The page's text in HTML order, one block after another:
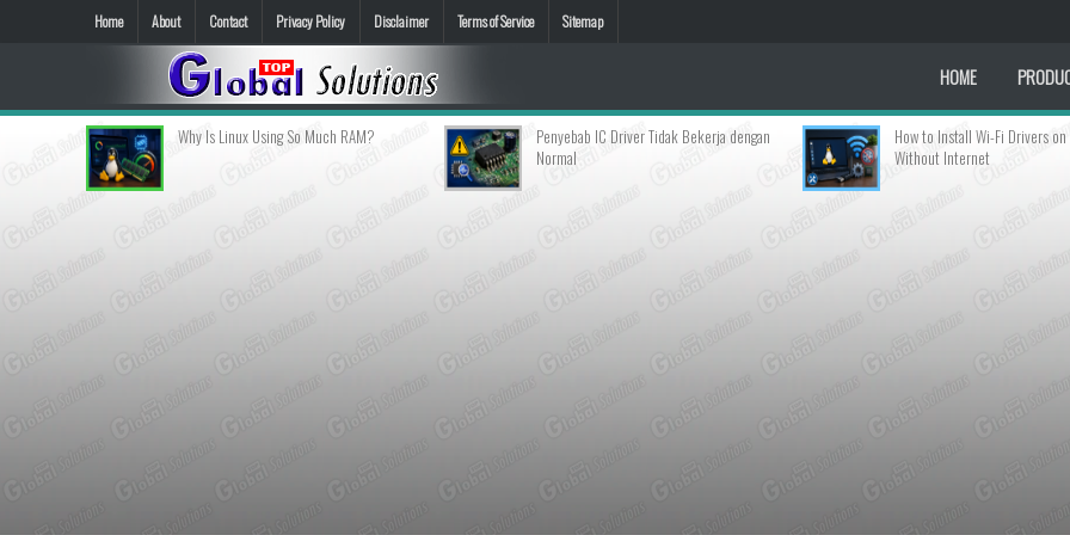
Home About Contact Privacy Policy Disclaimer Terms of Service Sitemap
HOME
Why Is Linux Using So Much RAM?
Penyebab IC Driver Tidak Bekerja dengan
Normal
How to Install Wi-Fi Drivers on Linux
Without Internet